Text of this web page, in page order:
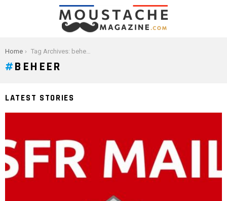
You are here:
Home Tag Archives: beheer
BEHEER
LATEST STORIES